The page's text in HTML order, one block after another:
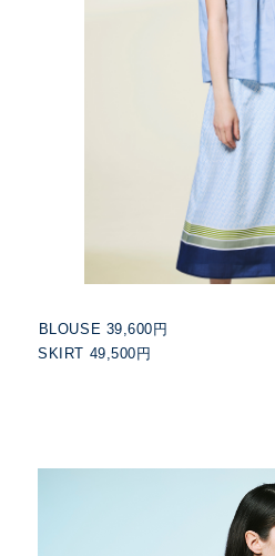
BLOUSE 39,600円
SKIRT 49,500円